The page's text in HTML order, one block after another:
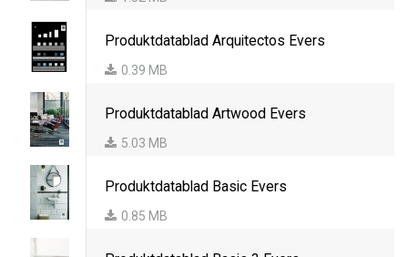
Produktdatablad Arquitectos Evers
0.39 MB
Produktdatablad Artwood Evers
5.03 MB
Produktdatablad Basic Evers
0.85 MB